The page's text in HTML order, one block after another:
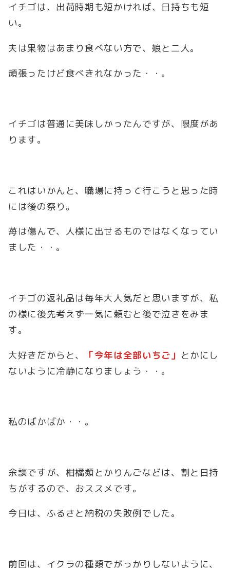
イチゴは、出荷時期も短かければ、日持ちも短
い。
夫は果物はあまり食べない方で、娘と二人。
頑張ったけど食べきれなかった・・。
イチゴは普通に美味しかったんですが、限度があ
ります。
これはいかんと、職場に持って行こうと思った時
には後の祭り。
苺は傷んで、人様に出せるものではなくなってい
ました・・。
イチゴの返礼品は毎年大人気だと思いますが、私
の様に後先考えず一気に頼むと後で泣きをみま
す。
大好きだからと、
「今年は全部いちご」 とかにし
ないように冷静になりましょう・・。
私のばかばか・・。
余談ですが、柑橘類とかりんごなどは、割と日持
ちがするので、おススメです。
今日は、ふるさと納税の失敗例でした。
前回は、イクラの種類でがっかりしないように、